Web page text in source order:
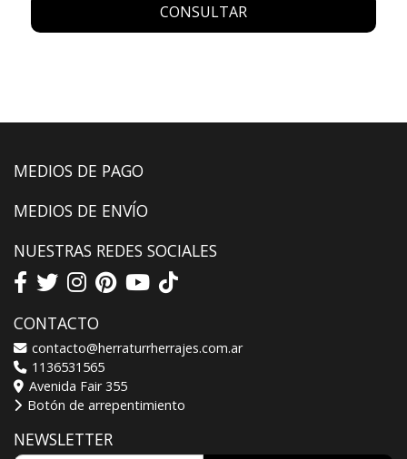
CONSULTAR
MEDIOS DE PAGO
MEDIOS DE ENVÍO
NUESTRAS REDES SOCIALES
CONTACTO
contacto@herraturrherrajes.com.ar
1136531565
Avenida Fair 355
Botón de arrepentimiento
NEWSLETTER